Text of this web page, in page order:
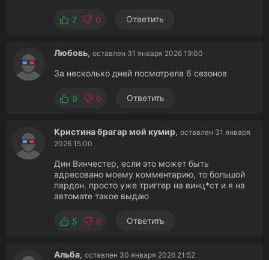
7 0 Ответить
Любовь, оставлен 31 января 2026 19:00
За несколько дней посмотрела 6 сезонов
9 0 Ответить
Кристина брагар мой кумир, оставлен 31 января
2026 15:00
Дин Винчестер, если это может быть
адресовано моему комментарию, то большой
пардон. просто уже триггер на винц*ст и я на
автомате такое выдаю
5 0 Ответить
Альба, оставлен 30 января 2026 21:52